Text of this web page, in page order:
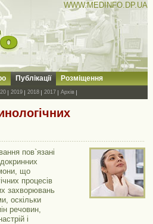
WWW.MEDINFO.DP.UA
Публікації Розміщення
2019 2018 2017 Архів
пов`язані
що
процесів
захворювань
оскільки
речовин,
і